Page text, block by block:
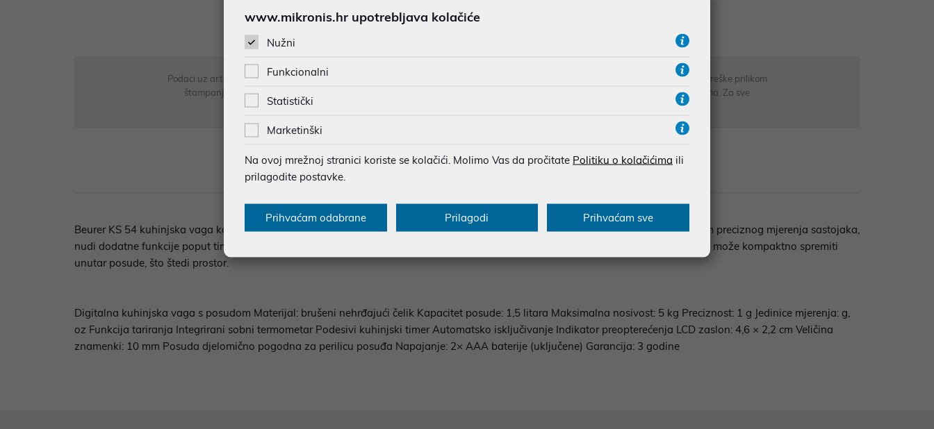
Podaci uz artikle su prezentirani u dobroj namjeri. Mikronis d.o.o. ne odgovara za eventualne pogreške nastale u opisu proizvoda, greške prilikom
štampanja te promjene u dostupnosti i cijene. Slike artikala su ilustrativne prirode te ne moraju u potpunosti odgovarati artiklima. Za sve
eventualne nejasnoće možete nas kontaktirati na
Opis
Beurer KS 54 kuhinjska vaga kombinira funkcionalnost i eleganciju zahvaljujući velikoj posudi od brušenog nehrđajućeg čelika. Osim preciznog mjerenja sastojaka,
nudi dodatne funkcije poput timer-a i integriranog sobnog termometra. Posuda je djelomično pogodna za pranje u perilici, a vaga se može kompaktno spremiti
unutar posude, što štedi prostor.
Digitalna kuhinjska vaga s posudom Materijal: brušeni nehrđajući čelik Kapacitet posude: 1,5 litara Maksimalna nosivost: 5 kg Preciznost: 1 g Jedinice mjerenja: g,
oz Funkcija tariranja Integrirani sobni termometar Podesivi kuhinjski timer Automatsko isključivanje Indikator preopterećenja LCD zaslon: 4,6 × 2,2 cm Veličina
znamenki: 10 mm Posuda djelomično pogodna za perilicu posuđa Napajanje: 2× AAA baterije (uključene) Garancija: 3 godine
www.mikronis.hr upotrebljava kolačiće
Nužni
Funkcionalni
Statistički
Marketinški
Na ovoj mrežnoj stranici koriste se kolačići. Molimo Vas da pročitate Politiku o kolačićima ili
prilagodite postavke.
Prihvaćam odabrane Prilagodi Prihvaćam sve